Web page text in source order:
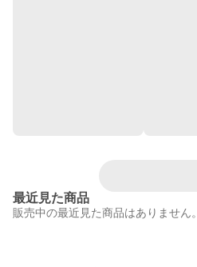
最近見た商品
販売中の最近見た商品はありません。